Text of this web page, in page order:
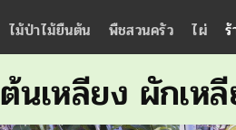
ไม้ป่าไม้ยืนต้น
พืชสวนครัว ไผ่
ต้นเหลียง ผักเห